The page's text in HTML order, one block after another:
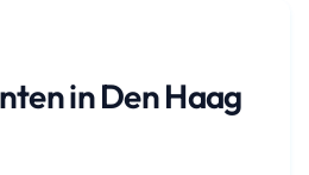
in Den Haag